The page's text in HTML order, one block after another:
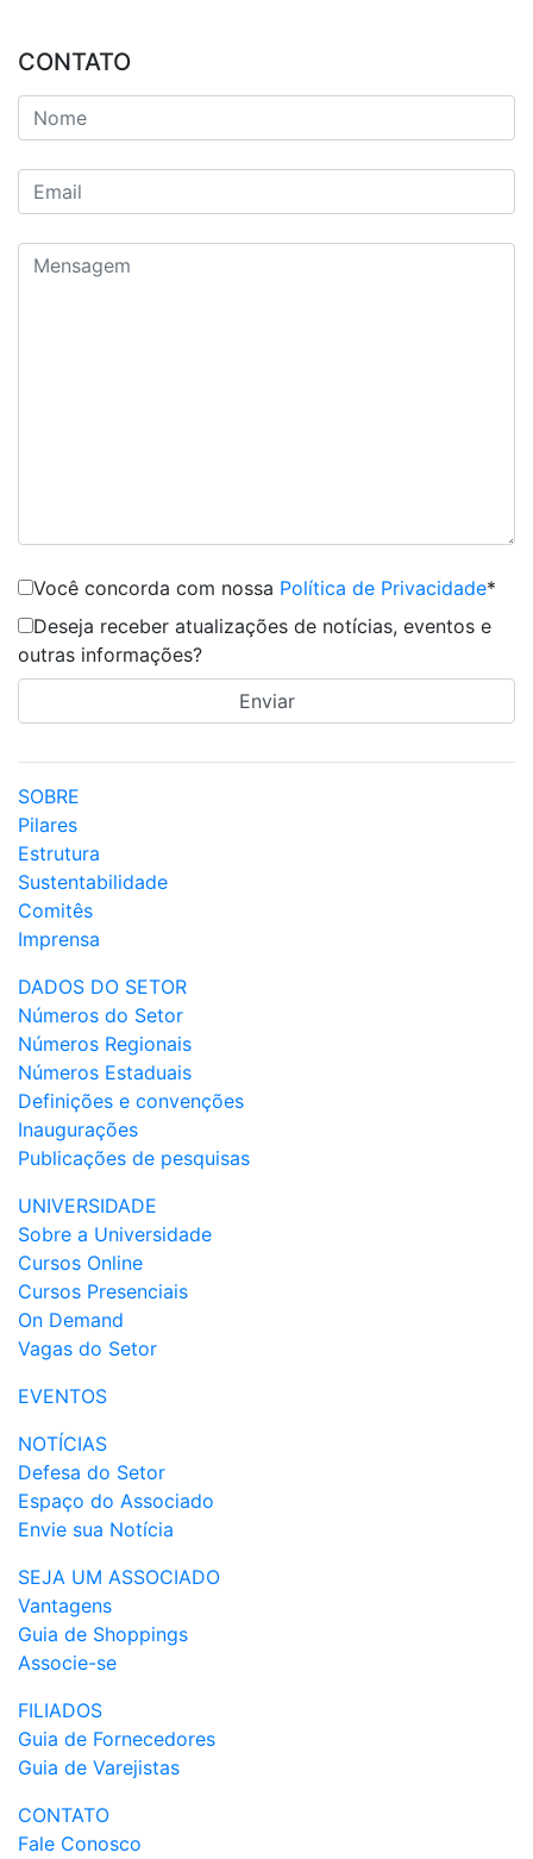
CONTATO
Você concorda com nossa Política de Privacidade*
Deseja receber atualizações de notícias, eventos e
outras informações?
SOBRE
Pilares
Estrutura
Sustentabilidade
Comitês
Imprensa
DADOS DO SETOR
Números do Setor
Números Regionais
Números Estaduais
Definições e convenções
Inaugurações
Publicações de pesquisas
UNIVERSIDADE
Sobre a Universidade
Cursos Online
Cursos Presenciais
On Demand
Vagas do Setor
EVENTOS
NOTÍCIAS
Defesa do Setor
Espaço do Associado
Envie sua Notícia
SEJA UM ASSOCIADO
Vantagens
Guia de Shoppings
Associe-se
FILIADOS
Guia de Fornecedores
Guia de Varejistas
CONTATO
Fale Conosco